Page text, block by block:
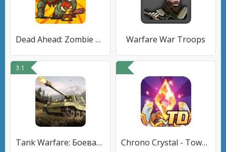
Dead Ahead: Zombie Warfare Warfare War Troops
3.1
Tank Warfare: Боевая PvP-игра Chrono Crystal - Tower Defense